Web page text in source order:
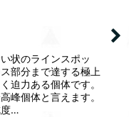
状のラインスポッ
部分まで達する極上
迫力ある個体です。
峰個体と言えます。
度…